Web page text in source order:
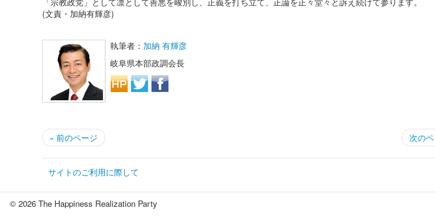
(文責・加納有輝彦)
執筆者： 加納 有輝彦
岐阜県本部政調会長
« 前のページ 次の
サイトのご利用に際して
© 2026 The Happiness Realization Party